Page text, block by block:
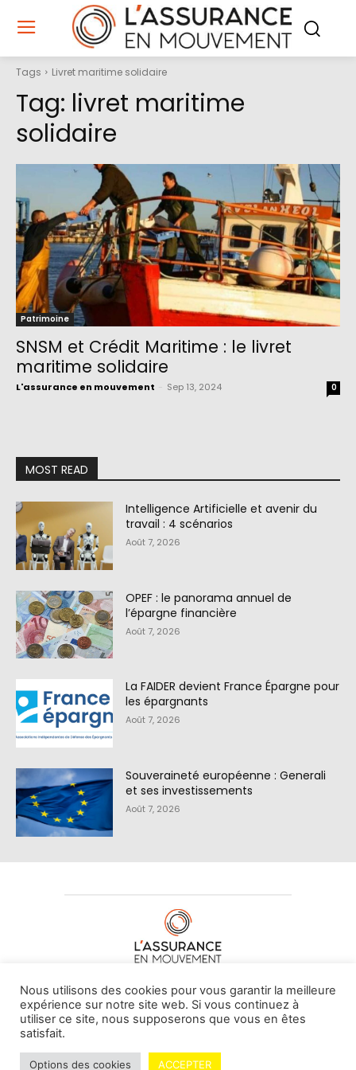
Tags Livret maritime solidaire
Tag: livret maritime
solidaire
Patrimoine
SNSM et Crédit Maritime : le livret
maritime solidaire
L'assurance en mouvement Sep 13, 2024 0
MOST READ
Intelligence Artificielle et avenir du
travail : 4 scénarios
Août 7, 2026
OPEF : le panorama annuel de
l’épargne financière
Août 7, 2026
La FAIDER devient France Épargne pour
les épargnants
Août 7, 2026
Souveraineté européenne : Generali
et ses investissements
Août 7, 2026
À PROPOS DE NOUS•CONTACT
© L'assurance en mouvement -By Vovoxx Média
Nous utilisons des cookies pour vous garantir la meilleure
expérience sur notre site web. Si vous continuez à
utiliser ce site, nous supposerons que vous en êtes
satisfait.
Options des cookies ACCEPTER